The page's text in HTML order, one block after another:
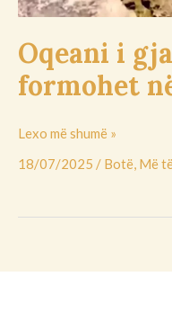
Oqeani i
formohet
Lexo më shumë »
18/07/2025 / Botë, Më